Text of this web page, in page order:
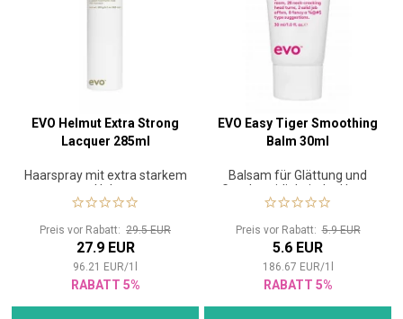
EVO Helmut Extra Strong
Lacquer 285ml
Haarspray mit extra starkem
Halt
Preis vor Rabatt: 29.5 EUR
27.9 EUR
96.21 EUR/1
RABATT 5%
EVO Easy Tiger Smoothing
Balm 30ml
Balsam für Glättung und
Geschmeidigkeit der Haare
Preis vor Rabatt:5.9 EUR
5.6 EUR
186.67 EUR/1
RABATT 5%